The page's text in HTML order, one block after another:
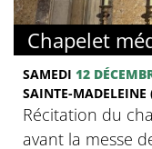
Chapelet
SAMEDI 12
SAINTE-MADELEINE
Récitation du
avant la messe